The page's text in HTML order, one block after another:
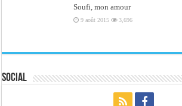
Soufi, mon amour
9 août 2015 3,696
Social